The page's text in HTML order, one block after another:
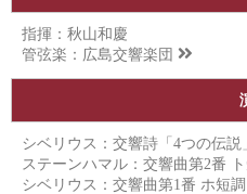
指揮：秋山和慶
管弦楽： 広島交響楽団
シベリウス：交響詩「4つの伝説
ステーンハマル：交響曲第2番
シベリウス：交響曲第1番 ホ短